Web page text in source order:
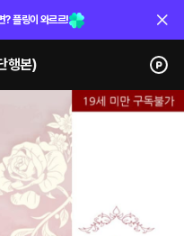
? 플링이 와르르!
행본)